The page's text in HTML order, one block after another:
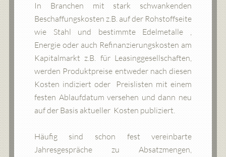
In Branchen mit stark schwankenden
Beschaffungskosten z.B. auf der Rohstoffseite
wie Stahl und bestimmte Edelmetalle ,
Energie oder auch Refinanzierungskosten am
Kapitalmarkt z.B. für Leasinggesellschaften,
werden Produktpreise entweder nach diesen
Kosten indiziert oder Preislisten mit einem
festen Ablaufdatum versehen und dann neu
auf der Basis aktueller Kosten publiziert.
Häufig sind schon fest vereinbarte
Jahresgespräche zu Absatzmengen,